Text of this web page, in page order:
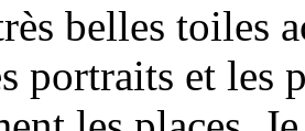
belles toiles
portraits et les